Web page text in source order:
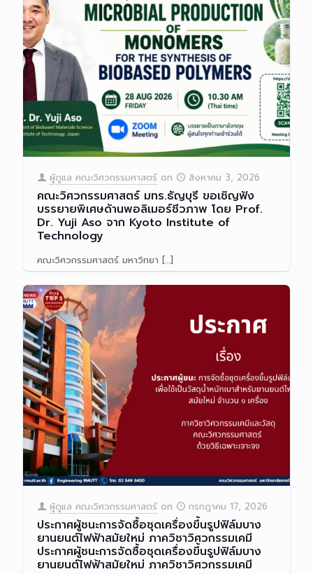
ผู้ดูแล คณะวิศวกรรมศาสตร์ on สิงหาคม 3, 2026
คณะวิศวกรรมศาสตร์ มทร.ธัญบุรี ขอเชิญฟัง
บรรยายพิเศษด้านพอลิเมอร์ชีวภาพ โดย Prof.
Dr. Yuji Aso จาก Kyoto Institute of
Technology
คณะวิศวกรรมศาสตร์ มหาวิทยา […]
ผู้ดูแล คณะวิศวกรรมศาสตร์ on กรกฎาคม 17, 2026
ประกาศผู้ชนะการจัดซื้อชุดเครื่องขึ้นรูปฟิล์มบาง
ยานยนต์ไฟฟ้าสมัยใหม่ ภาควิชาวิศวกรรมเคมี
ประกาศผู้ชนะการจัดซื้อชุดเครื่องขึ้นรูปฟิล์มบาง
ยานยนต์ไฟฟ้าสมัยใหม่ ภาควิชาวิศวกรรมเคมี